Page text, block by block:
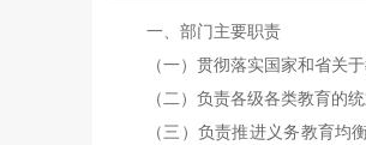
一、部门主要职责
（一）贯彻落实国家和省关
（二）负责各级各类教育的
（三）负责推进义务教育